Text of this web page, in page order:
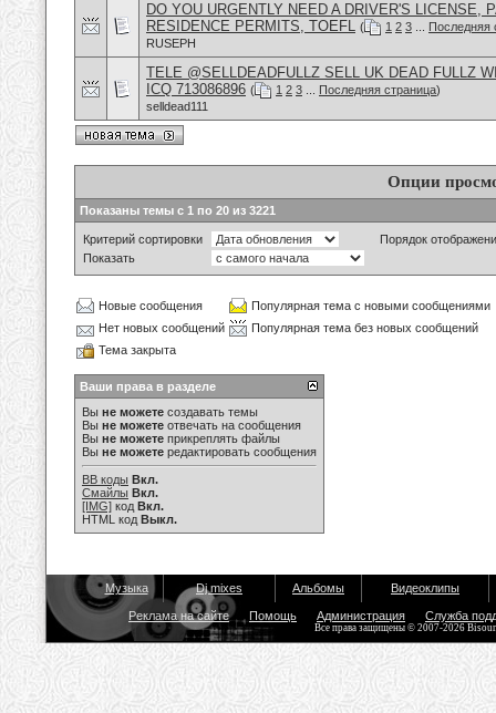
DO YOU URGENTLY NEED A DRIVER'S LICENSE,
RESIDENCE PERMITS, TOEFL ( 1 2 3
Последняя
RUSEPH
TELE @SELLDEADFULLZ SELL UK DEAD FULLZ
ICQ 713086896 ( 1 2 3 Последняя страница)
selldead111
Опции
Показаны темы с 1 по 20 из 3221
Критерий сортировки
Порядок
Показать
Новые сообщения
Популярная тема с новыми сообщениями
Нет новых сообщений
Популярная тема без новых сообщений
Тема закрыта
Ваши права в разделе
Вы не можете создавать темы
Вы не можете отвечать на сообщения
Вы не можете прикреплять файлы
Вы не можете редактировать сообщения
BB коды Вкл.
Смайлы Вкл.
[IMG] код Вкл.
HTML код Выкл.
Музыка Dj mixes Альбомы Видеоклипы
Реклама на сайте Помощь Администрация Служба
Все права защищены © 2007-2026